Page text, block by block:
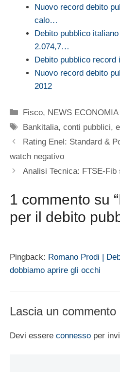
Nuovo record debito
calo…
Debito pubblico
2.074,7…
Debito pubblico record
Nuovo record debito
2012
Categorie
Fisco, NEWS ECONOMIA
Tag
Bankitalia,conti pubblici,
Rating Enel: Standard &
watch negativo
Analisi Tecnica: FTSE-
1 commento su
per il debito
Pingback: Romano Prodi |
dobbiamo aprire gli occhi
Lascia un commento
Devi essere connesso per